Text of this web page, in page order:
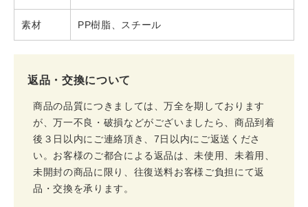
素材 PP樹脂、スチール
返品・交換について
商品の品質につきましては、万全を期しております
が、万一不良・破損などがございましたら、商品到着
後３日以内にご連絡頂き、7日以内にご返送くださ
い。お客様のご都合による返品は、未使用、未着用、
未開封の商品に限り、往復送料お客様ご負担にて返
品・交換を承ります。